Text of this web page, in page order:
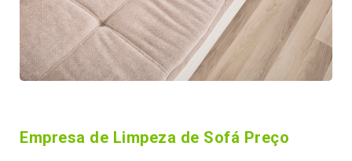
Empresa de Limpeza de Sofá Preço